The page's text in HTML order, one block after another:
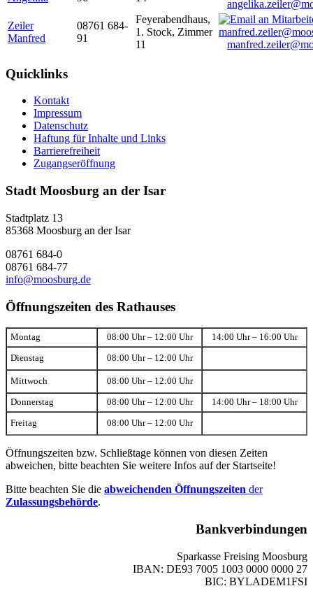
Zeiler
Manfred
08761 684-
91
Feyerabendhaus,
1. Stock, Zimmer
11
Quicklinks
Kontakt
Impressum
Datenschutz
Haftung für Inhalte und Links
Barrierefreiheit
Zugangseröffnung
Stadt Moosburg an der Isar
Stadtplatz 13
85368 Moosburg an der Isar
08761 684-0
08761 684-77
info@moosburg.de
Öffnungszeiten des Rathauses
Montag 08:00 Uhr – 12:00 Uhr 14:00 Uhr – 16:00 Uhr
Dienstag 08:00 Uhr – 12:00 Uhr
Mittwoch 08:00 Uhr – 12:00 Uhr
Donnerstag 08:00 Uhr – 12:00 Uhr 14:00 Uhr – 18:00 Uhr
Freitag 08:00 Uhr – 12:00 Uhr
Öffnungszeiten bzw. Schließtage können von diesen Zeiten
abweichen, bitte beachten Sie weitere Infos auf der Startseite!
Bitte beachten Sie die abweichenden Öffnungszeiten der
Zulassungsbehörde.
Bankverbindungen
Sparkasse Freising Moosburg
IBAN: DE93 7005 1003 0000 0000 27
BIC: BYLADEM1FSI